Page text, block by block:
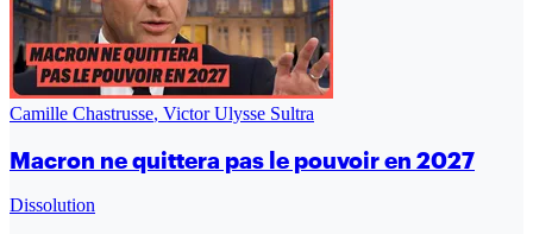
Camille Chastrusse, Victor Ulysse Sultra
Macron ne quittera pas le pouvoir en 2027
Dissolution